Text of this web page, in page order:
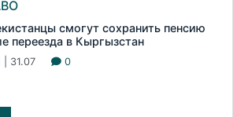
смогут сохранить пенсию
переезда в Кыргызстан
| 31.07 0